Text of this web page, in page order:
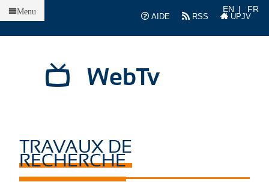
AIDE
RSS UPJV
EN FR
WebTv
Menu
TRAVAUX DE
RECHERCHE